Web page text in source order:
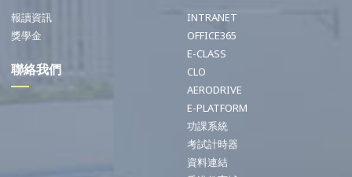
報讀資訊
獎學金
聯絡我們
INTRANET
OFFICE365
E-CLASS
CLO
AERODRIVE
E-PLATFORM
功課系統
考試計時器
資料連結